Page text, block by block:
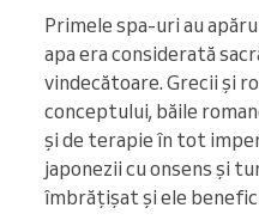
Primele spa-uri au
apa era considerată
vindecătoare. Grecii și
conceptului, băile
și de terapie în tot
japonezii cu onsens și
îmbrățișat și ele